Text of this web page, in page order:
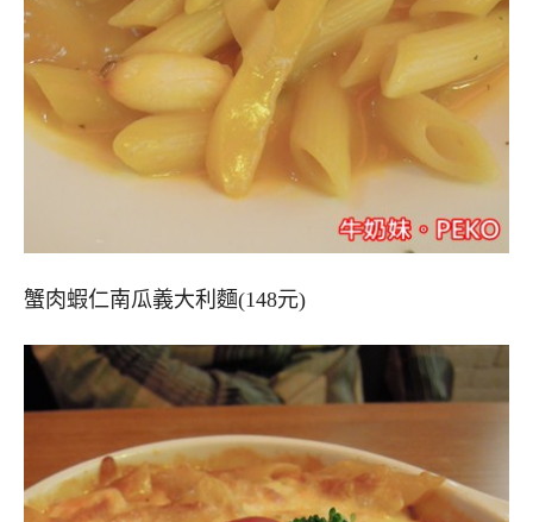
蟹肉蝦仁南瓜義大利麵(148元)